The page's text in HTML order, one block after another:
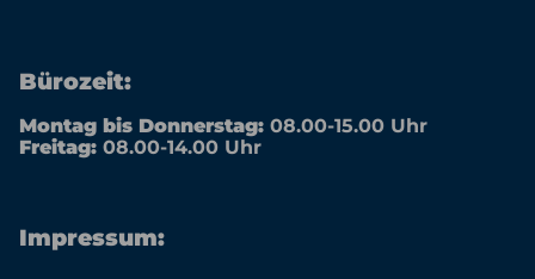
Bürozeit:
Montag bis Donnerstag: 08.00-15.00 Uhr
Freitag: 08.00-14.00 Uhr
Impressum: